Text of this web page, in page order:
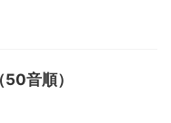
音順）